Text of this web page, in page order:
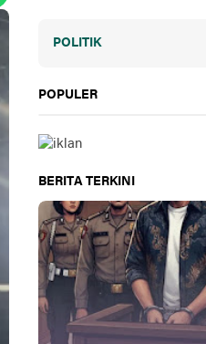
POLITIK
POPULER
BERITA TERKINI